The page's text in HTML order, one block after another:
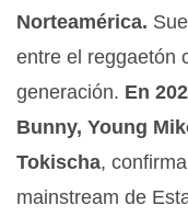
Norteamérica.
entre el reggaetón
generación. En
Bunny, Young
Tokischa,
mainstream de